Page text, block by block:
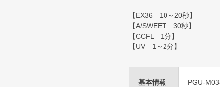
【EX36 10～20秒】
【A/SWEET 30秒】
【CCFL 1分】
【UV 1～2分】
基本情報 PGU-